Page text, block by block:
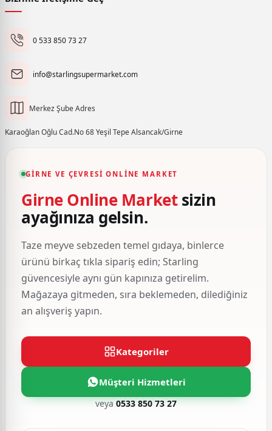
0 533 850 73 27
info@starlingsupermarket.com
Merkez Şube Adres
Karaoğlan Oğlu Cad.No 68 Yeşil Tepe Alsancak/Girne
GIRNE VE ÇEVRESI ONLINE MARKET
Girne Online Marketsizin
ayağınıza gelsin.
Taze meyve sebzeden temel gıdaya, binlerce
ürünü birkaç tıkla sipariş edin; Starling
güvencesiyle aynı gün kapınıza getirelim.
Mağazaya gitmeden, sıra beklemeden, dilediğiniz
an alışveriş yapın.
Kategoriler
Müşteri Hizmetleri
veya0533 850 73 27